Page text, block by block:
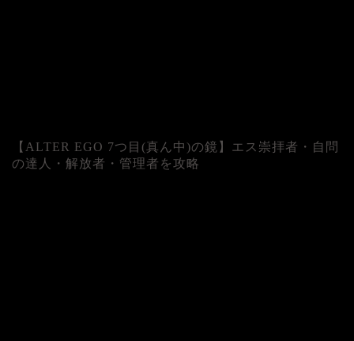
【ALTER EGO 7つ目(真ん中)の鏡】エス崇拝者・自問
の達人・解放者・管理者を攻略